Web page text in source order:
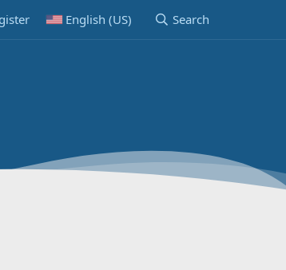
English (US) Search